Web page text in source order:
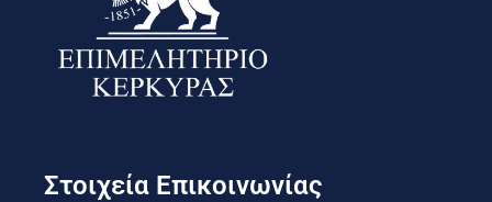
Στοιχεία Επικοινωνίας